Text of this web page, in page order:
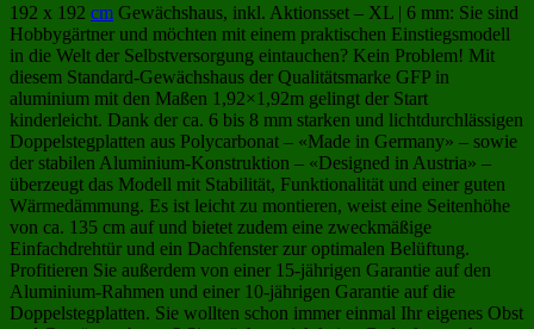
192 x 192 cm Gewächshaus, inkl. Aktionsset – XL | 6 mm: Sie sind
Hobbygärtner und möchten mit einem praktischen Einstiegsmodell
in die Welt der Selbstversorgung eintauchen? Kein Problem! Mit
diesem Standard-Gewächshaus der Qualitätsmarke GFP in
aluminium mit den Maßen 1,92×1,92m gelingt der Start
kinderleicht. Dank der ca. 6 bis 8 mm starken und lichtdurchlässigen
Doppelstegplatten aus Polycarbonat – «Made in Germany» – sowie
der stabilen Aluminium-Konstruktion – «Designed in Austria» –
überzeugt das Modell mit Stabilität, Funktionalität und einer guten
Wärmedämmung. Es ist leicht zu montieren, weist eine Seitenhöhe
von ca. 135 cm auf und bietet zudem eine zweckmäßige
Einfachdrehtür und ein Dachfenster zur optimalen Belüftung.
Profitieren Sie außerdem von einer 15-jährigen Garantie auf den
Aluminium-Rahmen und einer 10-jährigen Garantie auf die
Doppelstegplatten. Sie wollten schon immer einmal Ihr eigenes Obst